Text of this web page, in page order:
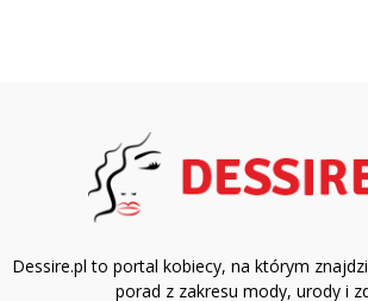
Dessire.pl to portal kobiecy, na którym
porad z zakresu mody, urody i